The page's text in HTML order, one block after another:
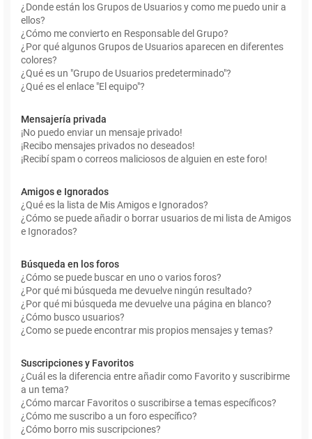
¿Donde están los Grupos de Usuarios y como me puedo unir a
ellos?
¿Cómo me convierto en Responsable del Grupo?
¿Por qué algunos Grupos de Usuarios aparecen en diferentes
colores?
¿Qué es un "Grupo de Usuarios predeterminado"?
¿Qué es el enlace "El equipo"?
Mensajería privada
¡No puedo enviar un mensaje privado!
¡Recibo mensajes privados no deseados!
¡Recibí spam o correos maliciosos de alguien en este foro!
Amigos e Ignorados
¿Qué es la lista de Mis Amigos e Ignorados?
¿Cómo se puede añadir o borrar usuarios de mi lista de Amigos
e Ignorados?
Búsqueda en los foros
¿Cómo se puede buscar en uno o varios foros?
¿Por qué mi búsqueda me devuelve ningún resultado?
¿Por qué mi búsqueda me devuelve una página en blanco?
¿Cómo busco usuarios?
¿Como se puede encontrar mis propios mensajes y temas?
Suscripciones y Favoritos
¿Cuál es la diferencia entre añadir como Favorito y suscribirme
a un tema?
¿Cómo marcar Favoritos o suscribirse a temas específicos?
¿Cómo me suscribo a un foro específico?
¿Cómo borro mis suscripciones?